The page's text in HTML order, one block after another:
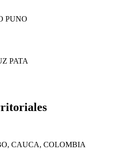
PUNO
PATA
CAUCA, COLOMBIA